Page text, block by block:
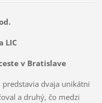
LIC
v Bratislave
dvaja unikátni
a druhý, čo medzi